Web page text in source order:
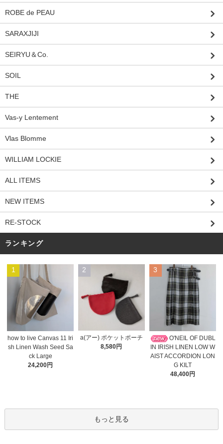
ROBE de PEAU
SARAXJIJI
SEIRYU＆Co.
SOIL
THE
Vas-y Lentement
Vlas Blomme
WILLIAM LOCKIE
ALL ITEMS
NEW ITEMS
RE-STOCK
ランキング
1
how to live Canvas 11 Iri
sh Linen Wash Seed Sa
ck Large
24,200円
2
a(アー) ポケットポーチ
8,580円
3
O'NEIL OF DUBL
IN IRISH LINEN LOW W
AIST ACCORDION LON
G KILT
48,400円
もっと見る